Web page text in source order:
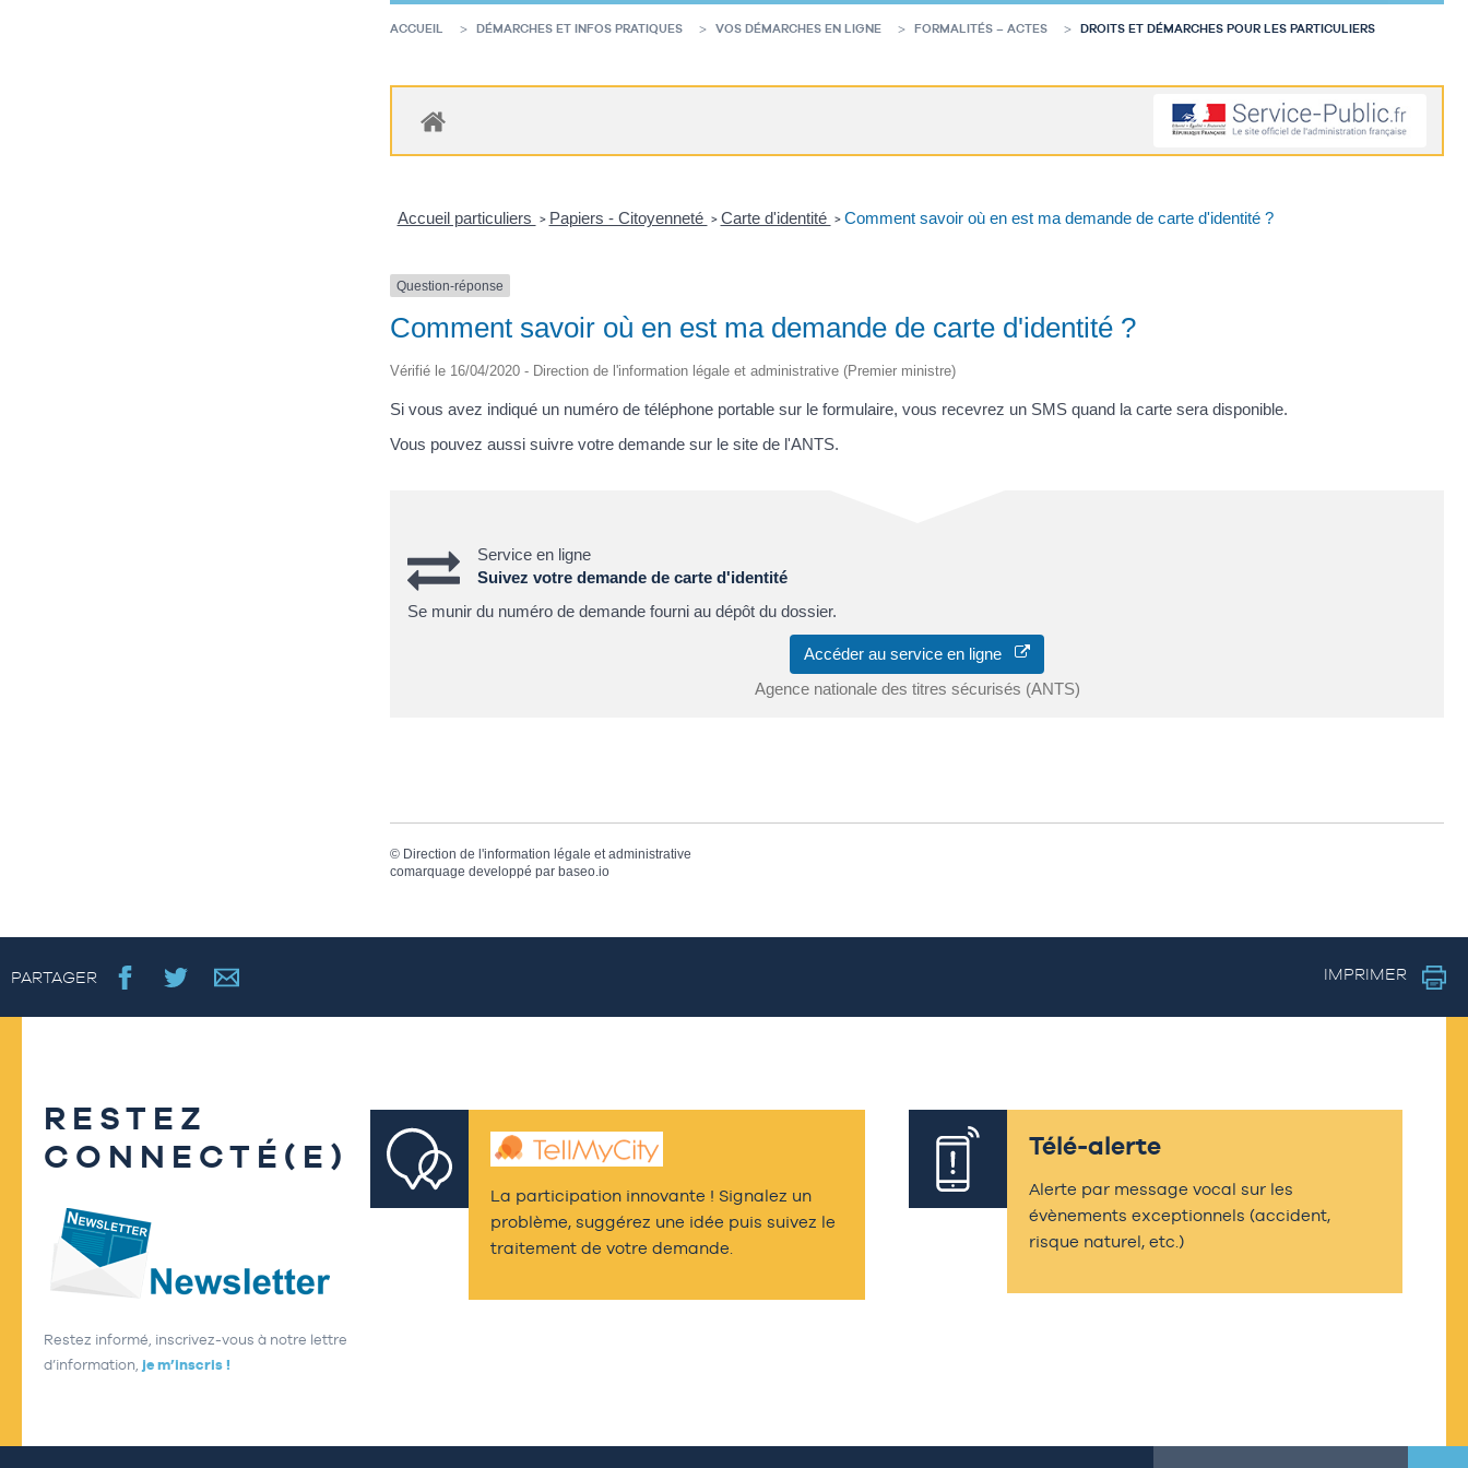
ACCUEIL DÉMARCHES ET INFOS PRATIQUES VOS DÉMARCHES EN LIGNE FORMALITÉS – ACTES DROITS ET DÉMARCHES POUR LES PARTICULIERS
Accueil particuliers > Papiers - Citoyenneté > Carte d'identité > Comment savoir où en est ma demande de carte d'identité ?
Question-réponse
Comment savoir où en est ma demande de carte d'identité ?
Vérifié le 16/04/2020 - Direction de l'information légale et administrative (Premier ministre)
Si vous avez indiqué un numéro de téléphone portable sur le formulaire, vous recevrez un SMS quand la carte sera disponible.
Vous pouvez aussi suivre votre demande sur le site de l'ANTS.
Service en ligne
Suivez votre demande de carte d'identité
Se munir du numéro de demande fourni au dépôt du dossier.
Accéder au service en ligne
Agence nationale des titres sécurisés (ANTS)
© Direction de l'information légale et administrative
comarquage developpé par baseo.io
PARTAGER IMPRIMER
RESTEZ
CONNECTÉ(E)
Restez informé, inscrivez-vous à notre lettre
d’information, je m’inscris !
La participation innovante ! Signalez un
problème, suggérez une idée puis suivez le
traitement de votre demande.
Télé-alerte
Alerte par message vocal sur les
évènements exceptionnels (accident,
risque naturel, etc.)